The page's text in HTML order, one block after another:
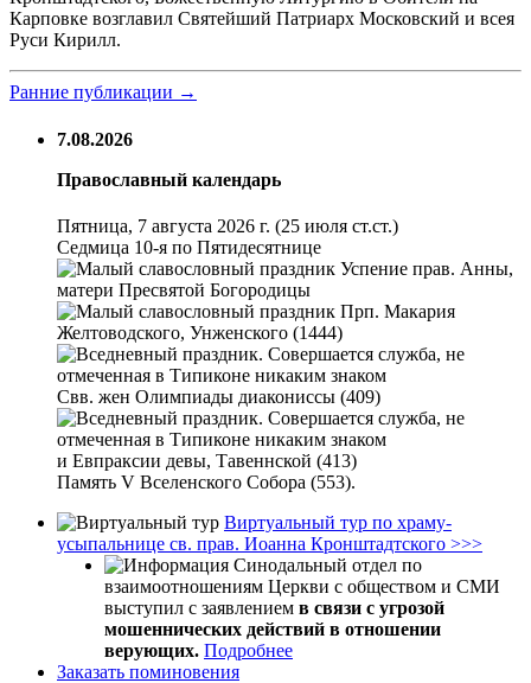
Карповке возглавил Святейший Патриарх Московский и всея
Руси Кирилл.
Ранние публикации →
7.08.2026
Православный календарь
Пятница, 7 августа 2026 г. (25 июля ст.ст.)
Седмица 10-я по Пятидесятнице
Успение прав. Анны,
матери Пресвятой Богородицы
Прп. Макария
Желтоводского, Унженского (1444)
Свв. жен Олимпиады диакониссы (409)
и Евпраксии девы, Тавеннской (413)
Память V Вселенского Собора (553).
Виртуальный тур по храму-
усыпальнице св. прав. Иоанна Кронштадтского >>>
Синодальный отдел по
взаимоотношениям Церкви с обществом и СМИ
выступил с заявлением в связи с угрозой
мошеннических действий в отношении
верующих. Подробнее
Заказать поминовения